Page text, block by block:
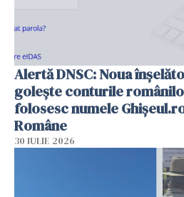
Alertă DNSC: Noua
golește conturile
folosesc numele
Române
30 IULIE 2026